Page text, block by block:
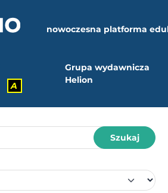
nowoczesna platforma
A
Grupa wydawnicza
Helion
Szukaj